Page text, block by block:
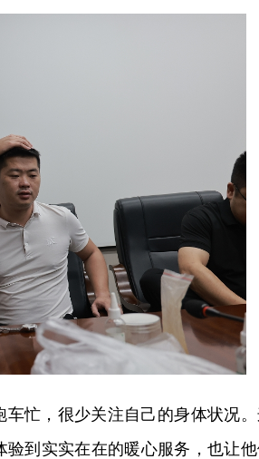
忙，很少关注自己的身体状况
到实实在在的暖心服务，也让